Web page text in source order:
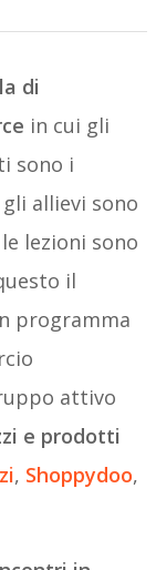
di
in cui gli
sono i
allievi sono
lezioni sono
il
programma
attivo
e prodotti
, Shoppydoo,